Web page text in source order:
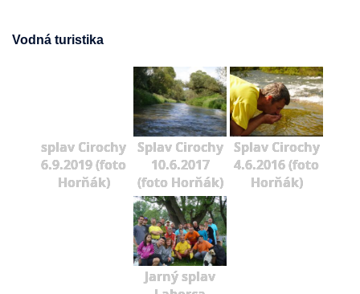
Vodná turistika
splav Cirochy
6.9.2019 (foto
Horňák)
Splav Cirochy
10.6.2017
(foto Horňák)
Splav Cirochy
4.6.2016 (foto
Horňák)
Jarný splav